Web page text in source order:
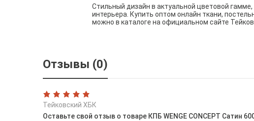
Стильный дизайн в актуальной цветовой
интерьера. Купить оптом онлайн ткани,
можно в каталоге на официальном сайте
Отзывы (0)
Тейковский ХБК
Оставьте свой отзыв о товаре КПБ WENGE CONCEPT Сатин